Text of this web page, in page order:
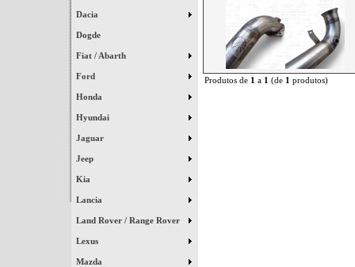
Dacia
Dogde
Fiat / Abarth
Ford
Honda
Hyundai
Jaguar
Jeep
Kia
Lancia
Land Rover / Range Rover
Lexus
Mazda
Produtos de 1 a 1 (de 1 produtos)